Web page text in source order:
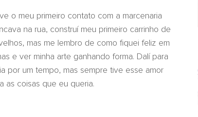
o meu primeiro contato com a marcenaria
na rua, construí meu primeiro carrinho de
mas me lembro de como fiquei feliz em
e ver minha arte ganhando forma. Dalí para
por um tempo, mas sempre tive esse amor
as coisas que eu queria.